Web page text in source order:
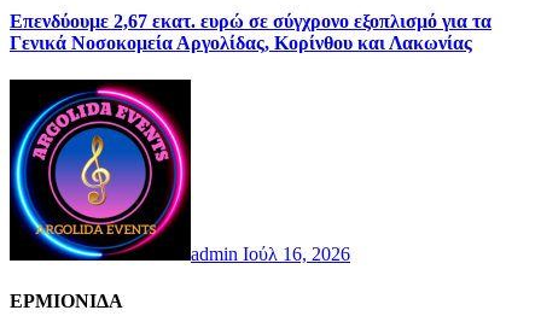
Επενδύουμε 2,67 εκατ. ευρώ σε σύγχρονο εξοπλισμό για τα
Γενικά Νοσοκομεία Αργολίδας, Κορίνθου και Λακωνίας
admin Ιούλ 16, 2026
ΕΡΜΙΟΝΙΔΑ